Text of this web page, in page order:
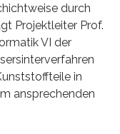
durch
Projektleiter Prof.
VI der
in
ansprechenden